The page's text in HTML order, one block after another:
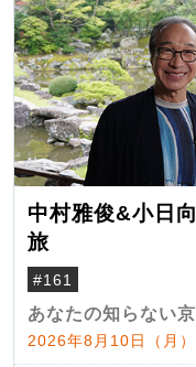
中村雅俊&小日
旅
#161
あなたの知らない
2026年8月10日（月